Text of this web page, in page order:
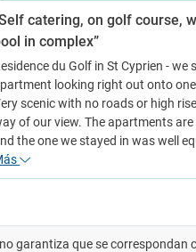
catering, on golf course,
in complex”
du Golf in St Cyprien - we
looking right out onto
scenic with no roads or high
of our view. The apartments
the one we stayed in was well
garantiza que se correspondan